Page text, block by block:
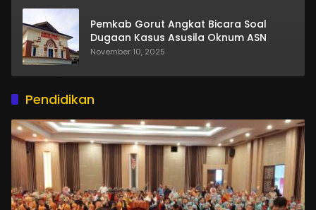
Pemkab Gorut Angkat Bicara Soal
Dugaan Kasus Asusila Oknum ASN
November 10, 2025
Pendidikan